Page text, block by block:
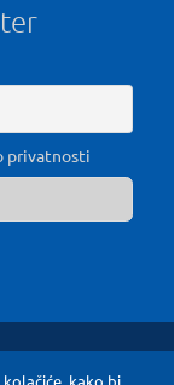
privatnosti